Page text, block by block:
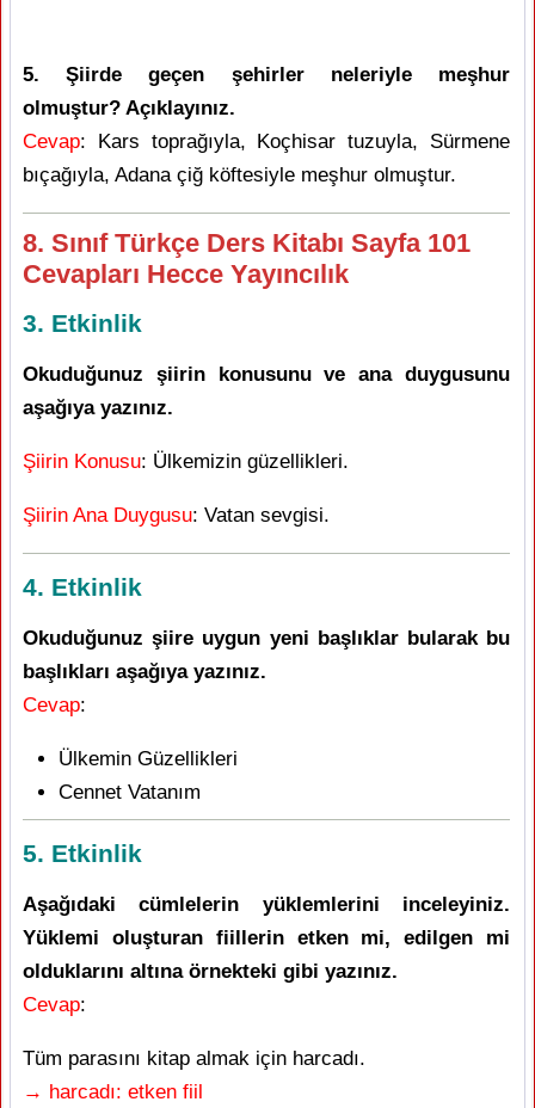
5. Şiirde geçen şehirler neleriyle meşhur
olmuştur? Açıklayınız.
Cevap: Kars toprağıyla, Koçhisar tuzuyla, Sürmene
bıçağıyla, Adana çiğ köftesiyle meşhur olmuştur.
8. Sınıf Türkçe Ders Kitabı Sayfa 101
Cevapları Hecce Yayıncılık
3. Etkinlik
Okuduğunuz şiirin konusunu ve ana duygusunu
aşağıya yazınız.
Şiirin Konusu: Ülkemizin güzellikleri.
Şiirin Ana Duygusu: Vatan sevgisi.
4. Etkinlik
Okuduğunuz şiire uygun yeni başlıklar bularak bu
başlıkları aşağıya yazınız.
Cevap:
Ülkemin Güzellikleri
Cennet Vatanım
5. Etkinlik
Aşağıdaki cümlelerin yüklemlerini inceleyiniz.
Yüklemi oluşturan fiillerin etken mi, edilgen mi
olduklarını altına örnekteki gibi yazınız.
Cevap:
Tüm parasını kitap almak için harcadı.
→ harcadı: etken fiil